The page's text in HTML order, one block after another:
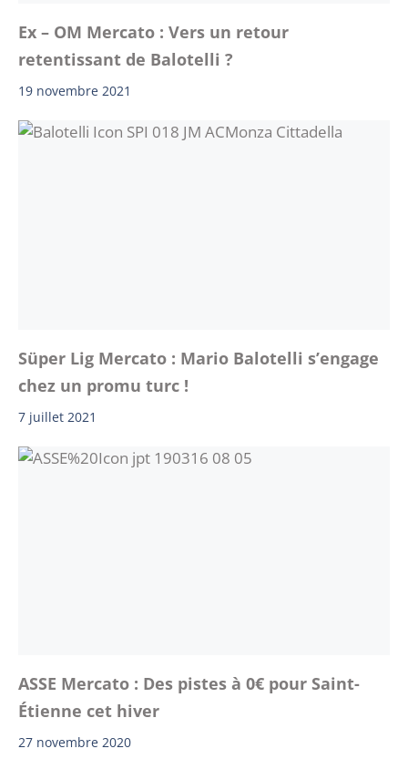
Ex – OM Mercato : Vers un retour
retentissant de Balotelli ?
19 novembre 2021
Süper Lig Mercato : Mario Balotelli s’engage
chez un promu turc !
7 juillet 2021
ASSE Mercato : Des pistes à 0€ pour Saint-
Étienne cet hiver
27 novembre 2020